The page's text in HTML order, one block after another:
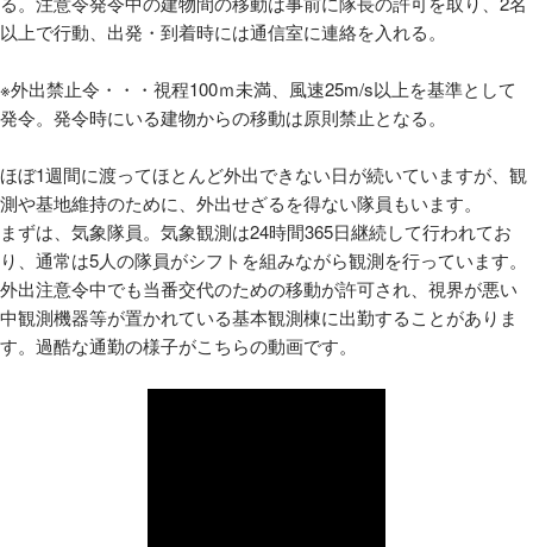
以上で行動、出発・到着時には通信室に連絡を入れる。
※外出禁止令・・・視程100ｍ未満、風速25m/s以上を基準として
発令。発令時にいる建物からの移動は原則禁止となる。
ほぼ1週間に渡ってほとんど外出できない日が続いていますが、観
測や基地維持のために、外出せざるを得ない隊員もいます。
まずは、気象隊員。気象観測は24時間365日継続して行われてお
り、通常は5人の隊員がシフトを組みながら観測を行っています。
外出注意令中でも当番交代のための移動が許可され、視界が悪い
中観測機器等が置かれている基本観測棟に出勤することがありま
す。過酷な通勤の様子がこちらの動画です。